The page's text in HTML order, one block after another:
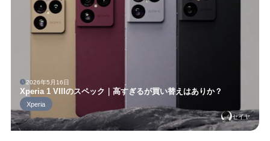
2026年5月16日
Xperia 1 VIIIのスペック｜高すぎるが買い替えはありか？
Xperia
セイヤ